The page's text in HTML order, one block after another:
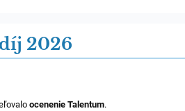
2026
ocenenie Talentum.